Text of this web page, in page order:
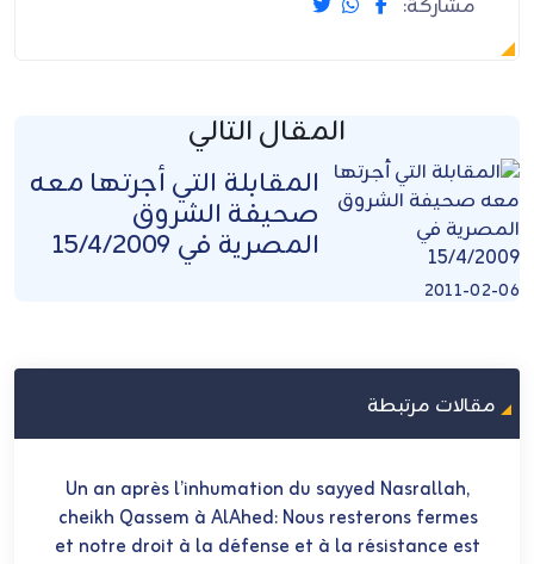
مشاركة:
المقال التالي
المقابلة التي أجرتها معه
صحيفة الشروق
المصرية في 15/4/2009
2011-02-06
مقالات مرتبطة
Un an
cheikh
et notre
Loyal to the Pledge: Sheikh Naim Qassem on
Martyrdom, Resistance and the Road Ahead